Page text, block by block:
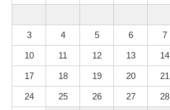
3 4 5 6 7
10 11 12 13 14
17 18 19 20 21
24 25 26 27 28